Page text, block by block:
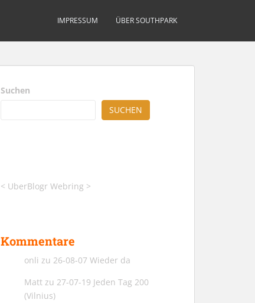
IMPRESSUM ÜBER SOUTHPARK
Suchen
SUCHEN
< UberBlogr Webring >
Kommentare
onli zu 26-08-07 Wieder da
Matt zu 27-07-19 Jeden Tag 200
(Vilnius)